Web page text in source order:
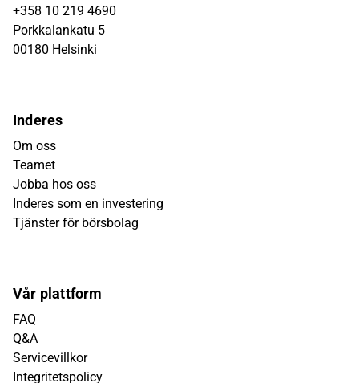
+358 10 219 4690
Porkkalankatu 5
00180 Helsinki
Inderes
Om oss
Teamet
Jobba hos oss
Inderes som en investering
Tjänster för börsbolag
Vår plattform
FAQ
Q&A
Servicevillkor
Integritetspolicy